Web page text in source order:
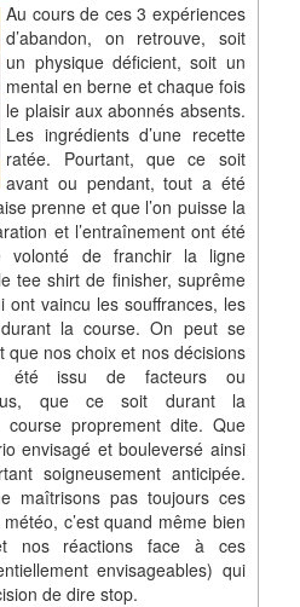
Au cours de ces 3 expériences
d’abandon, on retrouve, soit
un physique déficient, soit un
mental en berne et chaque fois
le plaisir aux abonnés absents.
Les ingrédients d’une recette
ratée. Pourtant, que ce soit
avant ou pendant, tout a été
prenne et que l’on puisse la
et l’entraînement ont été
volonté de franchir la ligne
tee shirt de finisher, suprême
ont vaincu les souffrances, les
la course. On peut se
que nos choix et nos décisions
été issu de facteurs ou
que ce soit durant la
proprement dite. Que
envisagé et bouleversé ainsi
soigneusement anticipée.
maîtrisons pas toujours ces
c’est quand même bien
nos réactions face à ces
envisageables) qui
de dire stop.